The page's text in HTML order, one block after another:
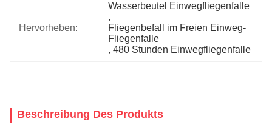
Hervorheben:
Wasserbeutel Einwegfliegenfalle
,
Fliegenbefall im Freien Einweg-
Fliegenfalle
, 480 Stunden Einwegfliegenfalle
Beschreibung Des Produkts